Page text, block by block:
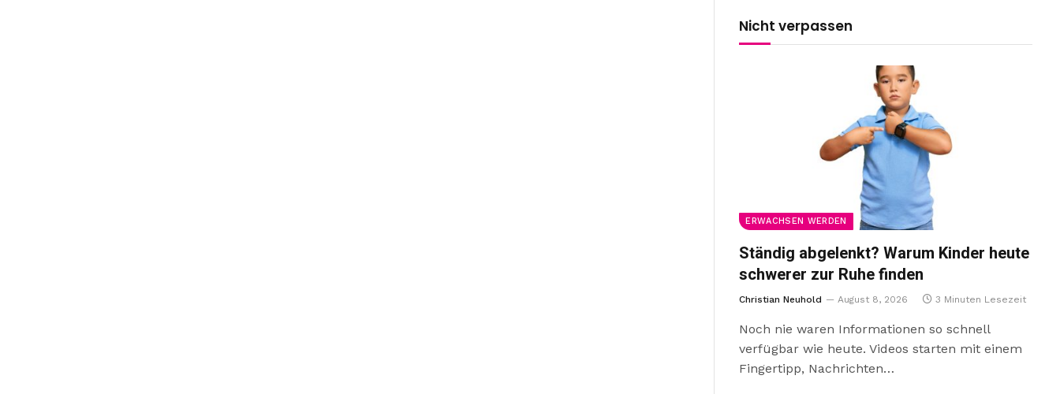
Nicht verpassen
ERWACHSEN WERDEN
Ständig abgelenkt? Warum Kinder heute
schwerer zur Ruhe finden
Christian Neuhold August 8, 2026 3 Minuten Lesezeit
Noch nie waren Informationen so schnell
verfügbar wie heute. Videos starten mit einem
Fingertipp, Nachrichten…